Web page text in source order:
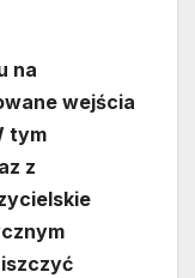
na
wejścia
tym
z